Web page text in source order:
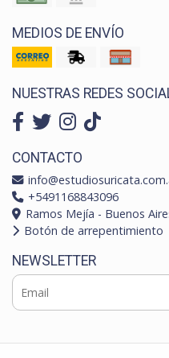
MEDIOS DE ENVÍO
NUESTRAS REDES
CONTACTO
+5491168843096
Ramos Mejía - Buenos
Botón de arrepentimiento
NEWSLETTER